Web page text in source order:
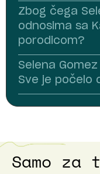
Zbog čega
odnosima sa
porodicom?
Selena
Sve je počelo
Samo za